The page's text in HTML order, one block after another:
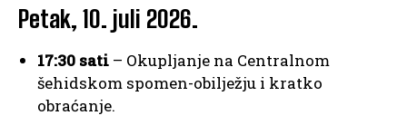
Petak, 10. juli 2026.
17:30 sati – Okupljanje na Centralnom
šehidskom spomen-obilježju i kratko
obraćanje.